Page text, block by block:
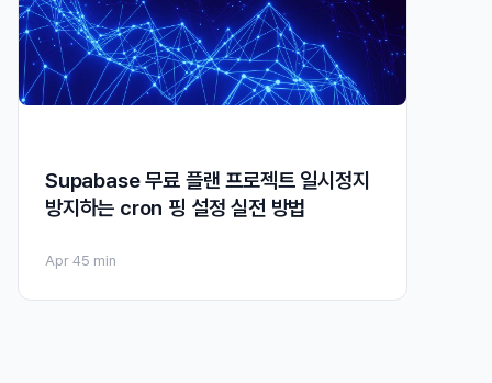
Supabase 무료 플랜 프로젝트 일시정지
방지하는 cron 핑 설정 실전 방법
Apr 45 min